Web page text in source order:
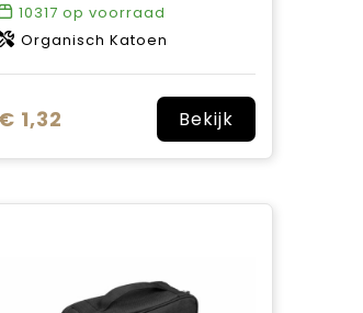
10317 op voorraad
Organisch Katoen
€ 1,32 Bekijk